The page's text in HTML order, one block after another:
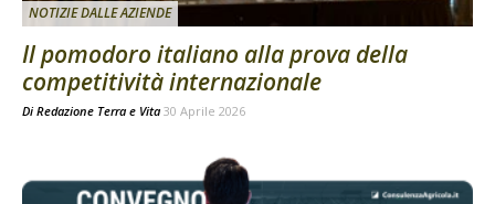
NOTIZIE DALLE AZIENDE
Il pomodoro italiano alla prova della
competitività internazionale
Di Redazione Terra e Vita 30 Aprile 2026